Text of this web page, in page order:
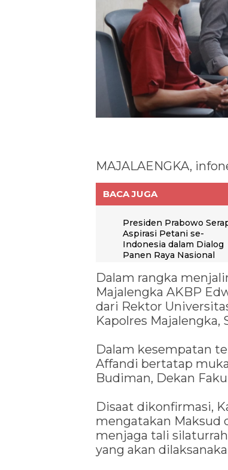
MAJALAENGKA,
BACA JUGA
Presiden Prabowo
Aspirasi Petani se-
Indonesia dalam Dialog
Panen Raya Nasional
Dalam rangka
Majalengka AKBP
dari Rektor
Kapolres Majalengka,
Dalam kesempatan
Affandi bertatap
Budiman, Dekan
Disaat dikonfirmasi,
mengatakan
menjaga tali
yang akan